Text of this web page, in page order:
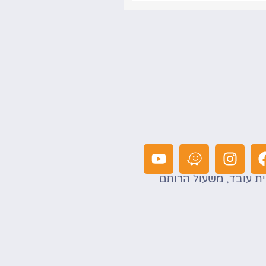
עובד, משעול הרותם